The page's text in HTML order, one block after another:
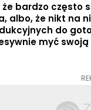
bardzo często
albo, że nikt na
do
myć